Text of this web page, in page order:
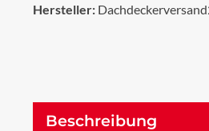
Hersteller:
Beschreibung